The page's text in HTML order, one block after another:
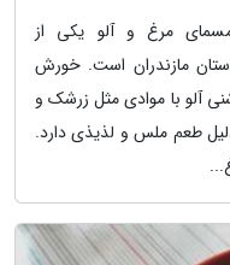
مرغ و آلو یکی از
مازندران است. خورش
آلو با موادی مثل زرشک و
طعم ملس و لذیذی دارد.